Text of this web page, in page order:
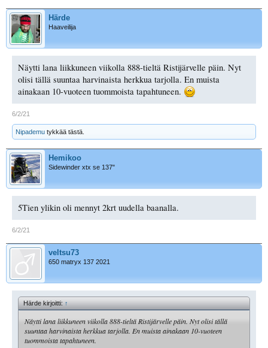
Härde
Haaveilija
Näytti lana liikkuneen viikolla 888-tieltä Ristijärvelle päin. Nyt
olisi tällä suuntaa harvinaista herkkua tarjolla. En muista
ainakaan 10-vuoteen tuommoista tapahtuneen.
6/2/21
Nipademu tykkää tästä.
Hemikoo
Sidewinder xtx se 137"
5Tien ylikin oli mennyt 2krt uudella baanalla.
6/2/21
veltsu73
650 matryx 137 2021
Härde kirjoitti:↑
Näytti lana liikkuneen viikolla 888-tieltä Ristijärvelle päin. Nyt olisi tällä
suuntaa harvinaista herkkua tarjolla. En muista ainakaan 10-vuoteen
tuommoista tapahtuneen.